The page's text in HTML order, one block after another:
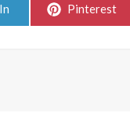
Share
Pinterest